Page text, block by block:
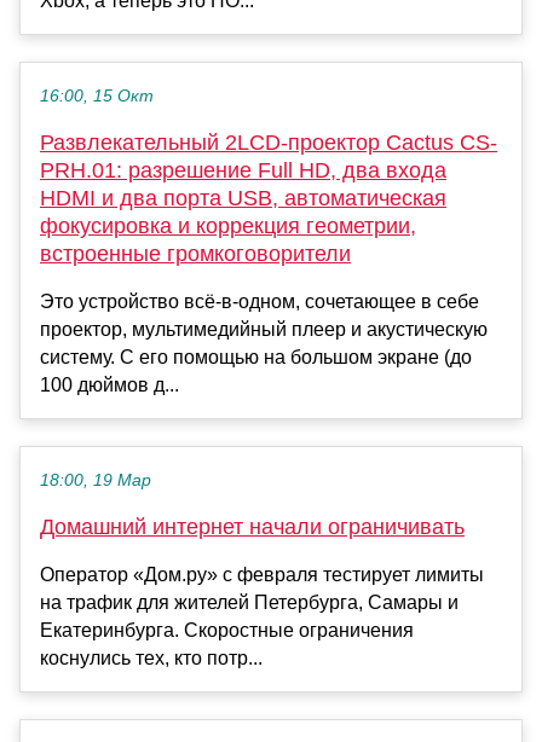
16:00, 15 Окт
Развлекательный 2LCD-проектор Cactus CS-
PRH.01: разрешение Full HD, два входа
HDMI и два порта USB, автоматическая
фокусировка и коррекция геометрии,
встроенные громкоговорители
Это устройство всё-в-одном, сочетающее в себе
проектор, мультимедийный плеер и акустическую
систему. С его помощью на большом экране (до
100 дюймов д...
18:00, 19 Мар
Домашний интернет начали ограничивать
Оператор «Дом.ру» с февраля тестирует лимиты
на трафик для жителей Петербурга, Самары и
Екатеринбурга. Скоростные ограничения
коснулись тех, кто потр...